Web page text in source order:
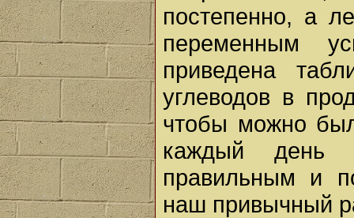
постепенно, а
переменным
приведена
углеводов в
чтобы можно
каждый день
правильным и
наш привычный